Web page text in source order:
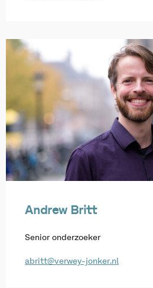
Andrew Britt
Senior onderzoeker
abritt@verwey-jonker.nl